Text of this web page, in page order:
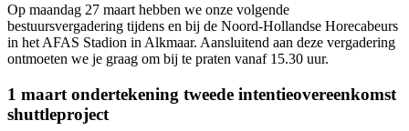
Op maandag 27 maart hebben we onze volgende
bestuursvergadering tijdens en bij de Noord-Hollandse Horecabeurs
in het AFAS Stadion in Alkmaar. Aansluitend aan deze vergadering
ontmoeten we je graag om bij te praten vanaf 15.30 uur.
1 maart ondertekening tweede intentieovereenkomst
shuttleproject